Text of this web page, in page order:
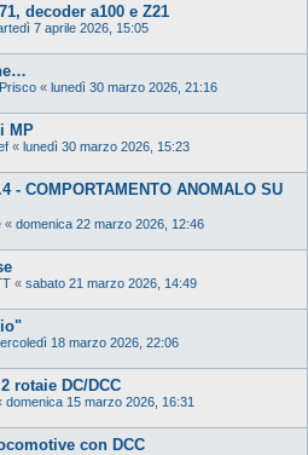
decoder a100 e Z21
7 aprile 2026, 15:05
« lunedì 30 marzo 2026, 21:16
MP
« lunedì 30 marzo 2026, 15:23
- COMPORTAMENTO ANOMALO SU
« domenica 22 marzo 2026, 12:46
« sabato 21 marzo 2026, 14:49
18 marzo 2026, 22:06
rotaie DC/DCC
domenica 15 marzo 2026, 16:31
con DCC